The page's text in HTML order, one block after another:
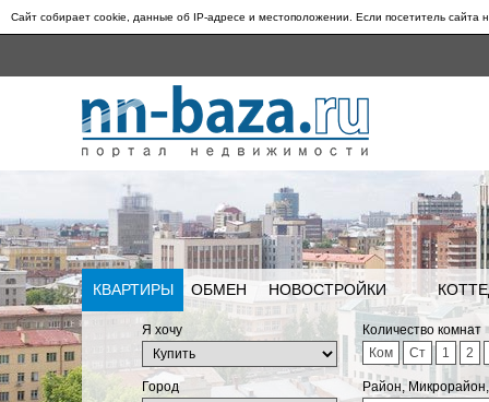
Сайт собирает cookie, данные об IP-адресе и местоположении. Если посетитель сайта
КВАРТИРЫ ОБМЕН НОВОСТРОЙКИ
Я хочу
Количество комнат
Ком
Ст 1 2
Город
Район,